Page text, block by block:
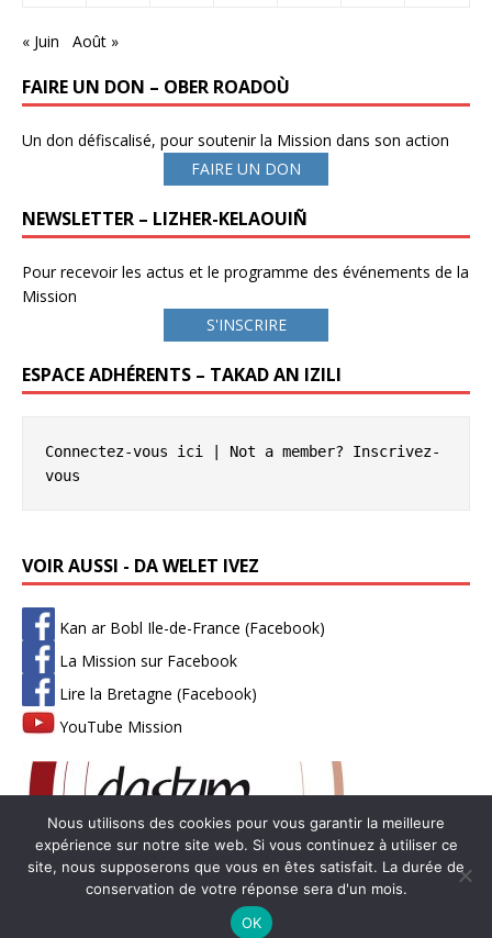
« Juin Août »
FAIRE UN DON – OBER ROADOÙ
Un don défiscalisé, pour soutenir la Mission dans son action
FAIRE UN DON
NEWSLETTER – LIZHER-KELAOUIÑ
Pour recevoir les actus et le programme des événements de la
Mission
S'INSCRIRE
ESPACE ADHÉRENTS – TAKAD AN IZILI
Connectez-vous ici | Not a member? Inscrivez-
vous
VOIR AUSSI - DA WELET IVEZ
Kan ar Bobl Ile-de-France (Facebook)
La Mission sur Facebook
Lire la Bretagne (Facebook)
YouTube Mission
Copyright © 2026 | Thème WordPress par
légales
Nous utilisons des cookies pour vous garantir la meilleure
expérience sur notre site web. Si vous continuez à utiliser ce
site, nous supposerons que vous en êtes satisfait. La durée de
conservation de votre réponse sera d'un mois.
OK